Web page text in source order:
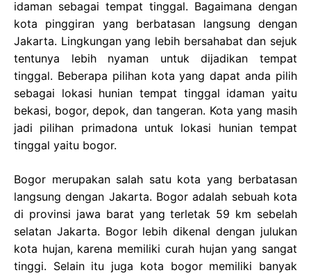
idaman sebagai tempat tinggal. Bagaimana dengan
kota pinggiran yang berbatasan langsung dengan
Jakarta. Lingkungan yang lebih bersahabat dan sejuk
tentunya lebih nyaman untuk dijadikan tempat
tinggal. Beberapa pilihan kota yang dapat anda pilih
sebagai lokasi hunian tempat tinggal idaman yaitu
bekasi, bogor, depok, dan tangeran. Kota yang masih
jadi pilihan primadona untuk lokasi hunian tempat
tinggal yaitu bogor.
Bogor merupakan salah satu kota yang berbatasan
langsung dengan Jakarta. Bogor adalah sebuah kota
di provinsi jawa barat yang terletak 59 km sebelah
selatan Jakarta. Bogor lebih dikenal dengan julukan
kota hujan, karena memiliki curah hujan yang sangat
tinggi. Selain itu juga kota bogor memiliki banyak